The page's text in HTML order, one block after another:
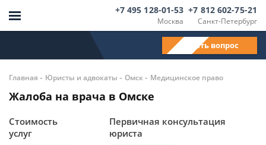
Москва
+7 495 128-01-53
Санкт-Петербург
+7 812 602-75-21
Задать вопрос
Главная - Юристы и адвокаты - Омск- Медицинское право
Жалоба на врача в Омске
Стоимость
услуг
Первичная консультация
юриста